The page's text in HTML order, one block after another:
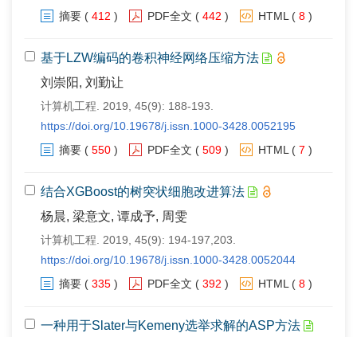
摘要 ( 412 ) PDF全文 ( 442 ) HTML ( 8 )
基于LZW编码的卷积神经网络压缩方法
刘崇阳, 刘勤让
计算机工程. 2019, 45(9): 188-193.
https://doi.org/10.19678/j.issn.1000-3428.0052195
摘要 ( 550 ) PDF全文 ( 509 ) HTML ( 7 )
结合XGBoost的树突状细胞改进算法
杨晨, 梁意文, 谭成予, 周雯
计算机工程. 2019, 45(9): 194-197,203.
https://doi.org/10.19678/j.issn.1000-3428.0052044
摘要 ( 335 ) PDF全文 ( 392 ) HTML ( 8 )
一种用于Slater与Kemeny选举求解的ASP方法